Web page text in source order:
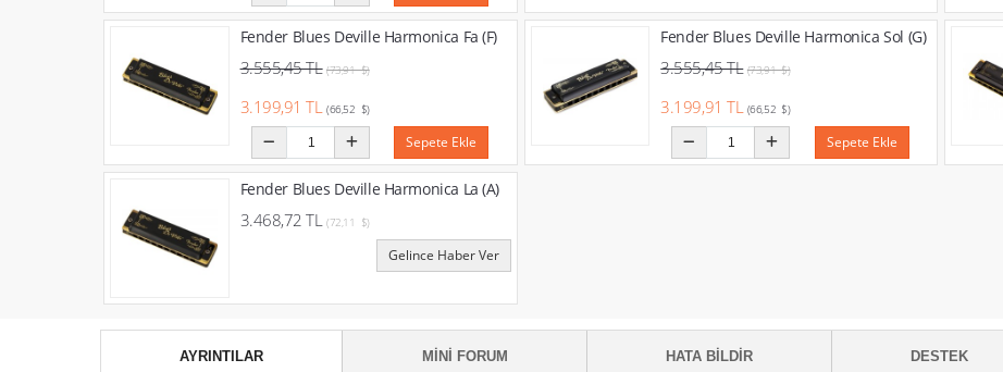
Fender Blues Deville Harmonica Fa (F)
3.555,45 TL (73,91 $)
3.199,91 TL(66,52 $)
Sepete Ekle
Fender Blues Deville Harmonica Sol (G)
3.555,45 TL (73,91 $)
3.199,91 TL (66,52 $)
Sepete Ekle
Fender Blues Deville Harmonica La (A)
3.468,72 TL(72,11 $)
Gelince Haber Ver
AYRINTILAR MINI FORUM HATA BILDIR DESTEK